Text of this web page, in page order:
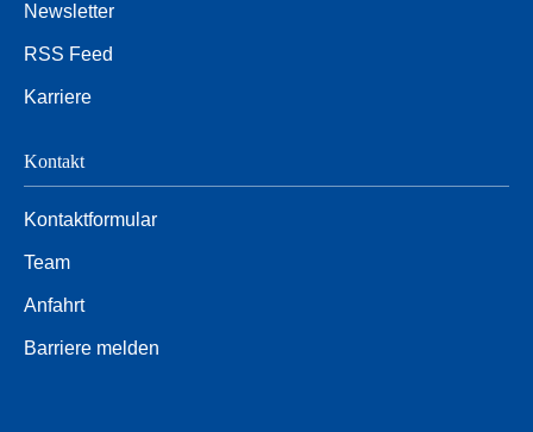
Newsletter
RSS Feed
Karriere
Kontakt
Kontaktformular
Team
Anfahrt
Barriere melden